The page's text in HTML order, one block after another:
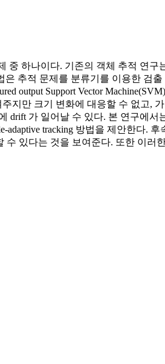
중 하나이다. 기존의 객체 추적 연
은 추적 문제를 분류기를 이용한
output Support Vector
지만 크기 변화에 대응할 수 없고,
drift 가 일어날 수 있다. 본 연구에
adaptive tracking 방법을 제안한다.
있다는 것을 보여준다. 또한 이러